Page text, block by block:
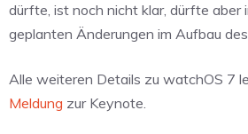
dürfte, ist noch nicht klar, dürfte aber
geplanten Änderungen im Aufbau
Alle weiteren Details zu watchOS 7
Meldung zur Keynote.